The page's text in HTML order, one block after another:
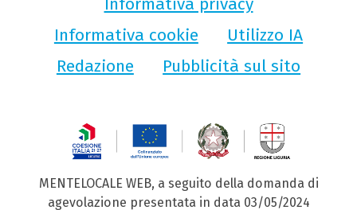
Informativa cookie
Utilizzo IA
Redazione
Pubblicità sul sito
MENTELOCALE WEB, a seguito della domanda di
agevolazione presentata in data 03/05/2024